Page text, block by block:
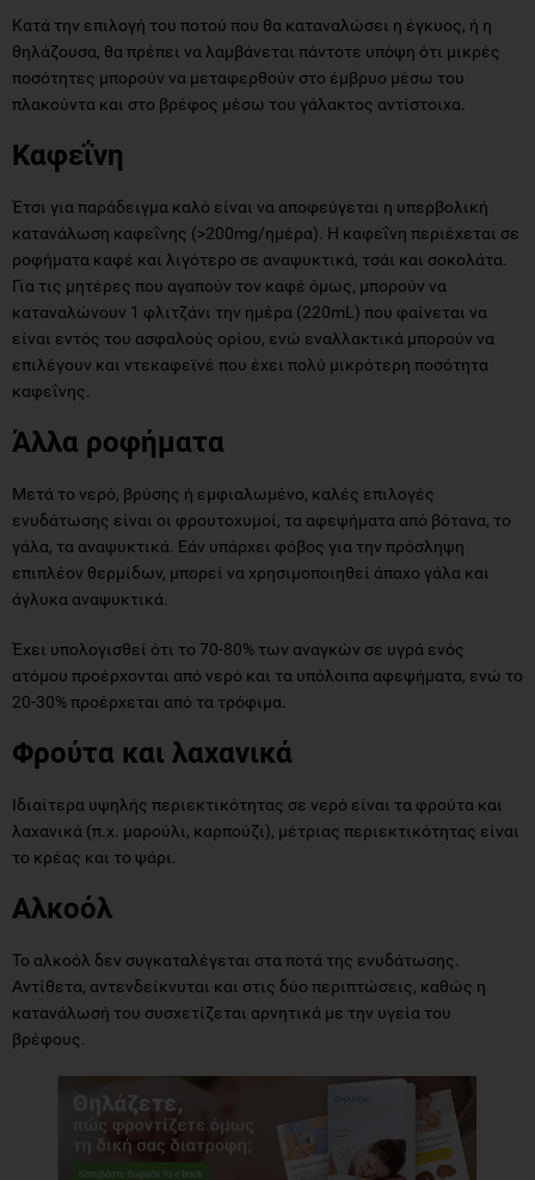
Κατά την επιλογή του ποτού που θα καταναλώσει η έγκυος, ή η
θηλάζουσα, θα πρέπει να λαμβάνεται πάντοτε υπόψη ότι μικρές
ποσότητες μπορούν να μεταφερθούν στο έμβρυο μέσω του
πλακούντα και στο βρέφος μέσω του γάλακτος αντίστοιχα.
Καφεΐνη
Έτσι για παράδειγμα καλό είναι να αποφεύγεται η υπερβολική
κατανάλωση καφεΐνης (>200mg/ημέρα). Η καφεΐνη περιέχεται σε
ροφήματα καφέ και λιγότερο σε αναψυκτικά, τσάι και σοκολάτα.
Για τις μητέρες που αγαπούν τον καφέ όμως, μπορούν να
καταναλώνουν 1 φλιτζάνι την ημέρα (220mL) που φαίνεται να
είναι εντός του ασφαλούς ορίου, ενώ εναλλακτικά μπορούν να
επιλέγουν και ντεκαφεϊνέ που έχει πολύ μικρότερη ποσότητα
καφεΐνης.
Άλλα ροφήματα
Μετά το νερό, βρύσης ή εμφιαλωμένο, καλές επιλογές
ενυδάτωσης είναι οι φρουτοχυμοί, τα αφεψήματα από βότανα, το
γάλα, τα αναψυκτικά. Εάν υπάρχει φόβος για την πρόσληψη
επιπλέον θερμίδων, μπορεί να χρησιμοποιηθεί άπαχο γάλα και
άγλυκα αναψυκτικά.
Έχει υπολογισθεί ότι το 70-80% των αναγκών σε υγρά ενός
ατόμου προέρχονται από νερό και τα υπόλοιπα αφεψήματα, ενώ το
20-30% προέρχεται από τα τρόφιμα.
Φρούτα και λαχανικά
Ιδιαίτερα υψηλής περιεκτικότητας σε νερό είναι τα φρούτα και
λαχανικά (π.χ. μαρούλι, καρπούζι), μέτριας περιεκτικότητας είναι
το κρέας και το ψάρι.
Αλκοόλ
Το αλκοόλ δεν συγκαταλέγεται στα ποτά της ενυδάτωσης.
Αντίθετα, αντενδείκνυται και στις δύο περιπτώσεις, καθώς η
κατανάλωσή του συσχετίζεται αρνητικά με την υγεία του
βρέφους.